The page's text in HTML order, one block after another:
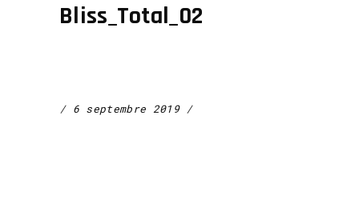
Bliss_Total_02
6 septembre 2019